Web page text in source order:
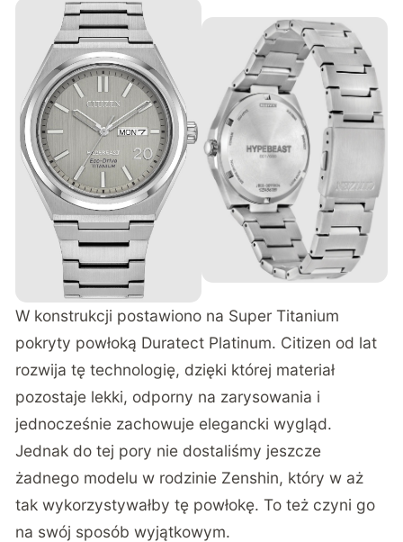
W konstrukcji postawiono na Super Titanium
pokryty powłoką Duratect Platinum. Citizen od lat
rozwija tę technologię, dzięki której materiał
pozostaje lekki, odporny na zarysowania i
jednocześnie zachowuje elegancki wygląd.
Jednak do tej pory nie dostaliśmy jeszcze
żadnego modelu w rodzinie Zenshin, który w aż
tak wykorzystywałby tę powłokę. To też czyni go
na swój sposób wyjątkowym.